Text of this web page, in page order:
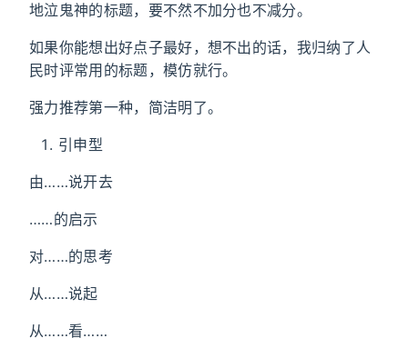
地泣鬼神的标题，要不然不加分也不减分。
如果你能想出好点子最好，想不出的话，我归纳了人
民时评常用的标题，模仿就行。
强力推荐第一种，简洁明了。
引申型
由……说开去
……的启示
对……的思考
从……说起
从……看……